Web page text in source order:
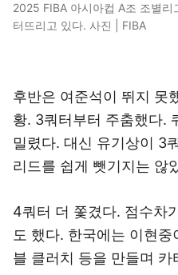
2025 FIBA 아시아컵 A조 조별
터뜨리고 있다. 사진 | FIBA
후반은 여준석이 뛰지 못
황. 3쿼터부터 주춤했다.
밀렸다. 대신 유기상이 3
리드를 쉽게 뺏기지는 않
4쿼터 더 쫓겼다. 점수차
도 했다. 한국에는 이현
블 클러치 등을 만들며